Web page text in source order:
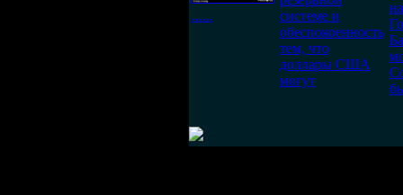
......
системе и
обеспокоенность
тем, что
доллары США
могут